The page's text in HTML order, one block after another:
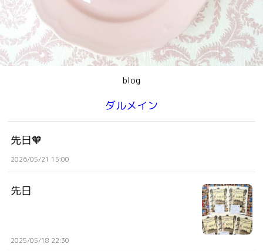
blog
ダルメイン
先日🧡
2026/05/21 15:00
先日
2025/05/18 22:30